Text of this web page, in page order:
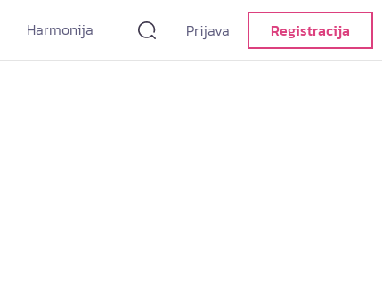
Harmonija Prijava Registracija